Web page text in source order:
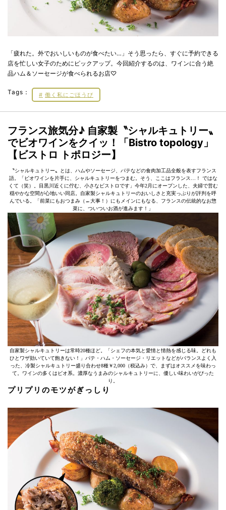
「疲れた。外でおいしいものが食べたい…」そう思ったら、すぐに予約できる
店を忙しい女子のためにピックアップ。今回紹介するのは、ワインに合う絶
品ハム＆ソーセージが食べられるお店♡
Tags： 働く私にごほうび
フランス旅気分♪ 自家製〝シャルキュトリー〟
でビオワインをクイッ！「Bistro topology」
【ビストロ トポロジー】
〝シャルキュトリー〟とは、ハムやソーセージ、パテなどの食肉加工品全般を表すフランス
語。「ビオワインを片手に、シャルキュトリーをつまむ。そう、ここはフランス…！ ではな
くて（笑）。目黒川近くに佇む、小さなビストロです」今年2月にオープンした、夫婦で営む
穏やかな空間が心地いい同店。自家製シャルキュトリーのおいしさと充実っぷりが評判を呼
んでいる。「前菜にもおつまみ（←大事！）にもメインにもなる、フランスの伝統的なお惣
菜に、ついついお酒が進みます！」
自家製シャルキュトリーは常時20種ほど。「シェフの本気と愛情と情熱を感じる味。どれも
ひとワザ効いていて飽きない！」パテ・ハム・ソーセージ・リエットなどがバランスよく入
った、冷製シャルキュトリー盛り合わせ8種￥2,000（税込み）で、まずはオススメを味わっ
て。ワインの多くはビオ系。濃厚なうまみのシャルキュトリーに、優しい味わいがぴった
り。
プリプリのモツがぎっしり